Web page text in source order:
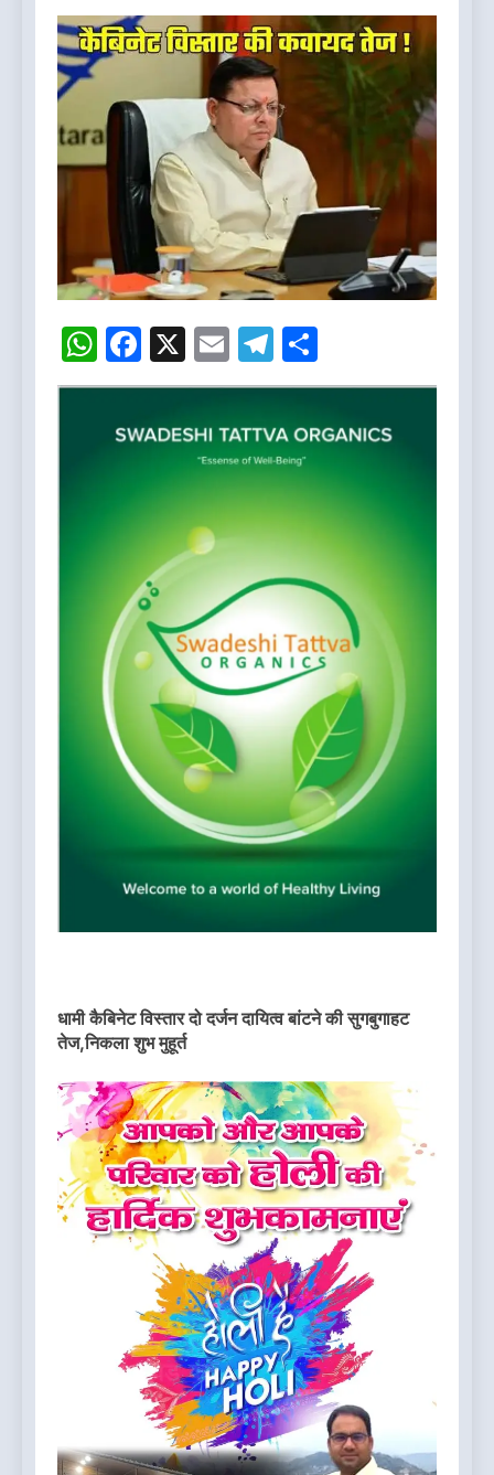
WhatsApp
Facebook
X EmailTelegram
धामी कैबिनेट विस्तार दो दर्जन दायित्व बांटने की सुगबुगाहट
तेज,निकला शुभ मुहूर्त